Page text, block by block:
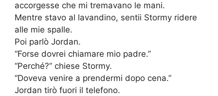
accorgesse che mi tremavano le mani.
Mentre stavo al lavandino, sentii Stormy ridere
alle mie spalle.
Poi parlò Jordan.
“Forse dovrei chiamare mio padre.”
“Perché?” chiese Stormy.
“Doveva venire a prendermi dopo cena.”
Jordan tirò fuori il telefono.